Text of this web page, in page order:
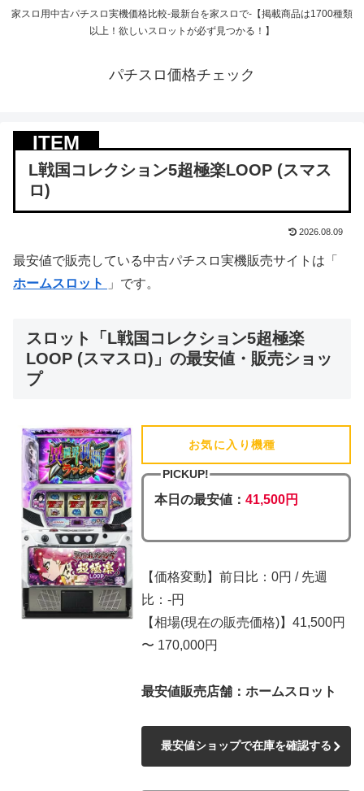
家スロ用中古パチスロ実機価格比較-最新台を家スロで-【掲載商品は1700種類
以上！欲しいスロットが必ず見つかる！】
パチスロ価格チェック
L戦国コレクション5超極楽LOOP (スマス
ロ)
2026.08.09
最安値で販売している中古パチスロ実機販売サイトは「
ホームスロット
」です。
スロット「L戦国コレクション5超極楽
LOOP (スマスロ)」の最安値・販売ショッ
プ
お気に入り機種
PICKUP!
本日の最安値： 41,500円
【価格変動】前日比：0円 / 先週
比：-円
【相場(現在の販売価格)】41,500円
〜 170,000円
最安値販売店舗：ホームスロット
最安値ショップで在庫を確認する